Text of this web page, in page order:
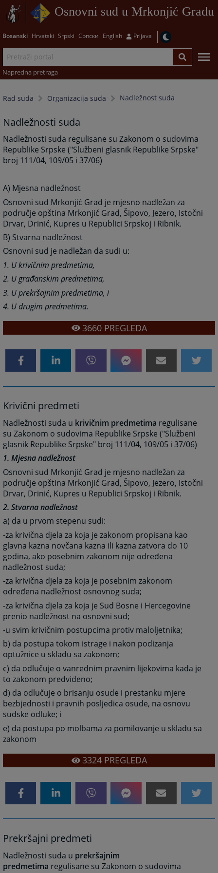
Osnovni sud u Mrkonjić Gradu
Bosanski Hrvatski Srpski Српски English Prijava
Napredna pretraga
Rad suda Organizacija suda Nadležnost suda
Nadležnosti suda
Nadležnosti suda regulisane su Zakonom o sudovima
Republike Srpske ("Službeni glasnik Republike Srpske"
broj 111/04, 109/05 i 37/06)
A) Mjesna nadležnost
Osnovni sud Mrkonjić Grad je mjesno nadležan za
područje opština Mrkonjić Grad, Šipovo, Jezero, Istočni
Drvar, Drinić, Kupres u Republici Srpskoj i Ribnik.
B) Stvarna nadležnost
Osnovni sud je nadležan da sudi u:
1. U krivičnim predmetima,
2. U građanskim predmetima,
3. U prekršajnim predmetima, i
4. U drugim predmetima.
3660PREGLEDA
Krivični predmeti
Nadležnosti suda u krivičnim predmetima regulisane
su Zakonom o sudovima Republike Srpske ("Službeni
glasnik Republike Srpske" broj 111/04, 109/05 i 37/06)
1. Mjesna nadležnost
Osnovni sud Mrkonjić Grad je mjesno nadležan za
područje opština Mrkonjić Grad, Šipovo, Jezero, Istočni
Drvar, Drinić, Kupres u Republici Srpskoj i Ribnik.
2. Stvarna nadležnost
a) da u prvom stepenu sudi:
-za krivična djela za koja je zakonom propisana kao
glavna kazna novčana kazna ili kazna zatvora do 10
godina, ako posebnim zakonom nije određena
nadležnost suda;
-za krivična djela za koja je posebnim zakonom
određena nadležnost osnovnog suda;
-za krivična djela za koja je Sud Bosne i Hercegovine
prenio nadležnost na osnovni sud;
-u svim krivičnim postupcima protiv maloljetnika;
b) da postupa tokom istrage i nakon podizanja
optužnice u skladu sa zakonom;
c) da odlučuje o vanrednim pravnim lijekovima kada je
to zakonom predviđeno;
d) da odlučuje o brisanju osude i prestanku mjere
bezbjednosti i pravnih posljedica osude, na osnovu
sudske odluke; i
e) da postupa po molbama za pomilovanje u skladu sa
zakonom
3324PREGLEDA
Prekršajni predmeti
Nadležnosti suda u prekršajnim
predmetima regulisane su Zakonom o sudovima